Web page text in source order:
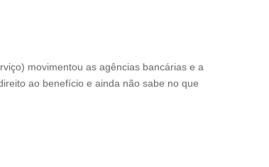
movimentou as agências bancárias e a
ao benefício e ainda não sabe no que